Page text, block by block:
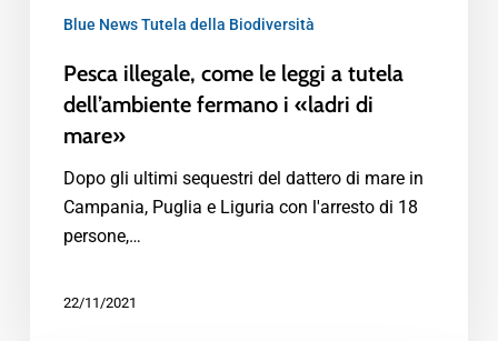
Blue News Tutela della Biodiversità
Pesca illegale, come le leggi a tutela
dell’ambiente fermano i «ladri di
mare»
Dopo gli ultimi sequestri del dattero di mare in
Campania, Puglia e Liguria con l'arresto di 18
persone,…
22/11/2021